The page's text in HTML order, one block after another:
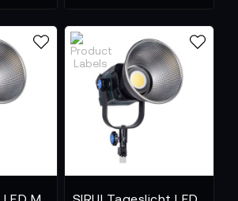
– FÜR ALLE, DIE
WOLLEN
findest du eine kuratierte
Stativen, Fluidköpfen und Cine-
für höchste Ansprüche und
Für Visionäre, die Technik nicht
für Bewegung in Perfektion.